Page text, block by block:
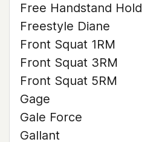
Free Handstand Hold
Freestyle Diane
Front Squat 1RM
Front Squat 3RM
Front Squat 5RM
Gage
Gale Force
Gallant